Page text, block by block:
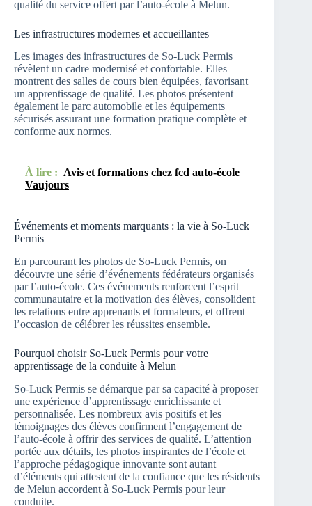
qualité du service offert par l’auto-école à Melun.
Les infrastructures modernes et accueillantes
Les images des infrastructures de So-Luck Permis
révèlent un cadre modernisé et confortable. Elles
montrent des salles de cours bien équipées, favorisant
un apprentissage de qualité. Les photos présentent
également le parc automobile et les équipements
sécurisés assurant une formation pratique complète et
conforme aux normes.
À lire : Avis et formations chez fcd auto-école
Vaujours
Événements et moments marquants : la vie à So-Luck
Permis
En parcourant les photos de So-Luck Permis, on
découvre une série d’événements fédérateurs organisés
par l’auto-école. Ces événements renforcent l’esprit
communautaire et la motivation des élèves, consolident
les relations entre apprenants et formateurs, et offrent
l’occasion de célébrer les réussites ensemble.
Pourquoi choisir So-Luck Permis pour votre
apprentissage de la conduite à Melun
So-Luck Permis se démarque par sa capacité à proposer
une expérience d’apprentissage enrichissante et
personnalisée. Les nombreux avis positifs et les
témoignages des élèves confirment l’engagement de
l’auto-école à offrir des services de qualité. L’attention
portée aux détails, les photos inspirantes de l’école et
l’approche pédagogique innovante sont autant
d’éléments qui attestent de la confiance que les résidents
de Melun accordent à So-Luck Permis pour leur
conduite.